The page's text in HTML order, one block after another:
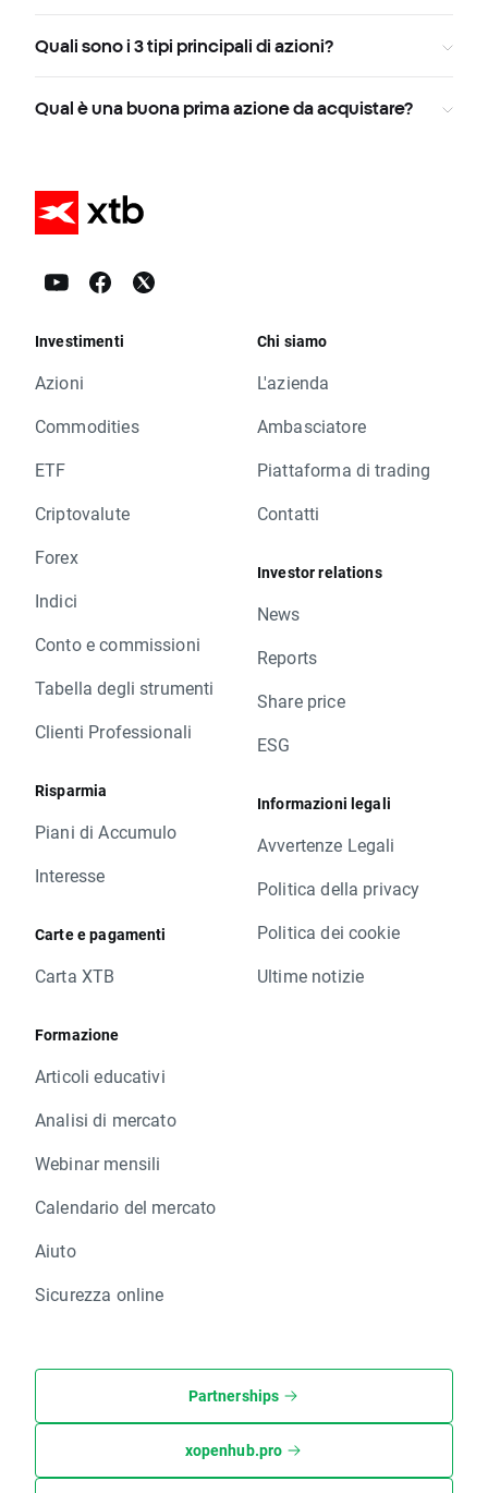
Quali sono i 3 tipi principali di azioni?
Qual è una buona prima azione da acquistare?
Investimenti
Azioni
Commodities
ETF
Criptovalute
Forex
Indici
Conto e commissioni
Tabella degli strumenti
Clienti Professionali
Risparmia
Piani di Accumulo
Interesse
Carte e pagamenti
Carta XTB
Formazione
Articoli educativi
Analisi di mercato
Webinar mensili
Calendario del mercato
Aiuto
Sicurezza online
Chi siamo
L'azienda
Ambasciatore
Piattaforma di trading
Contatti
Investor relations
News
Reports
Share price
ESG
Informazioni legali
Avvertenze Legali
Politica della privacy
Politica dei cookie
Ultime notizie
Partnerships
xopenhub.pro